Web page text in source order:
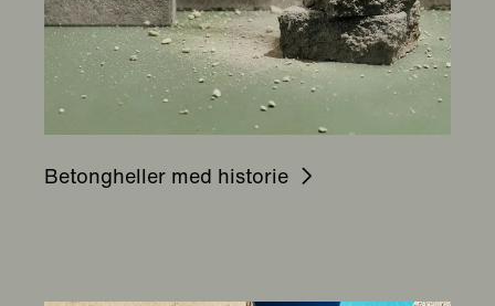
Betongheller med historie